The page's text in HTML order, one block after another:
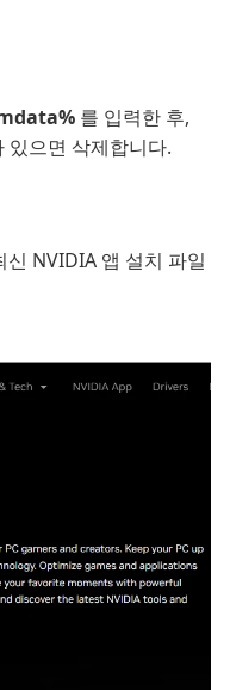
를 입력한 후,
있으면 삭제합니다.
신 NVIDIA 앱 설치 파일